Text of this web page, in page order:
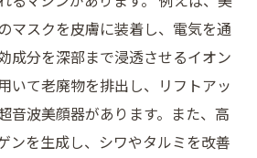
マスクを皮膚に装着し、電気を通
成分を深部まで浸透させるイオン
いて老廃物を排出し、リフトアッ
音波美顔器があります。また、高
ンを生成し、シワやタルミを改善